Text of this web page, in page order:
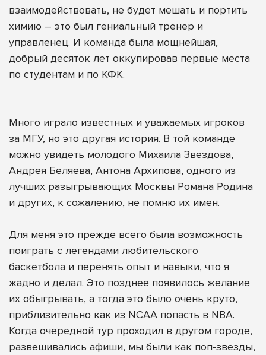
взаимодействовать, не будет мешать и портить
химию – это был гениальный тренер и
управленец. И команда была мощнейшая,
добрый десяток лет оккупировав первые места
по студентам и по КФК.
Много играло известных и уважаемых игроков
за МГУ, но это другая история. В той команде
можно увидеть молодого Михаила Звездова,
Андрея Беляева, Антона Архипова, одного из
лучших разыгрывающих Москвы Романа Родина
и других, к сожалению, не помню их имен.
Для меня это прежде всего была возможность
поиграть с легендами любительского
баскетбола и перенять опыт и навыки, что я
жадно и делал. Это позднее появилось желание
их обыгрывать, а тогда это было очень круто,
приблизительно как из NCAA попасть в NBA.
Когда очередной тур проходил в другом городе,
развешивались афиши, мы были как поп-звезды,